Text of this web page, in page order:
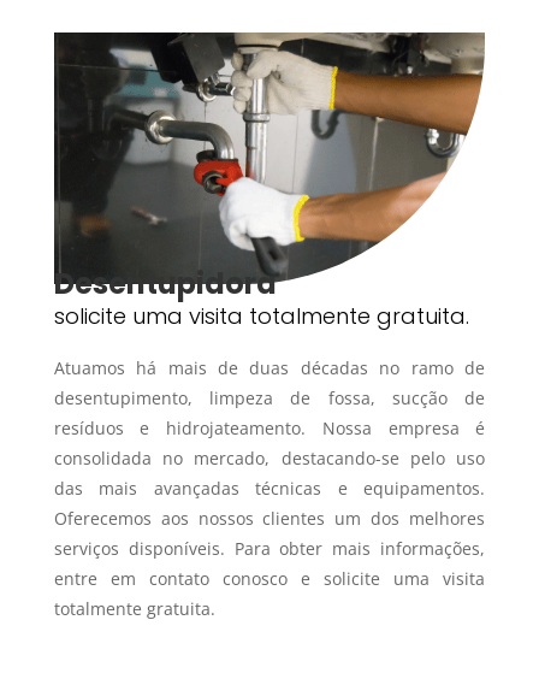
Desentupidora
solicite uma visita totalmente gratuita.
Atuamos há mais de duas décadas no ramo de
desentupimento, limpeza de fossa, sucção de
resíduos e hidrojateamento. Nossa empresa é
consolidada no mercado, destacando-se pelo uso
das mais avançadas técnicas e equipamentos.
Oferecemos aos nossos clientes um dos melhores
serviços disponíveis. Para obter mais informações,
entre em contato conosco e solicite uma visita
totalmente gratuita.